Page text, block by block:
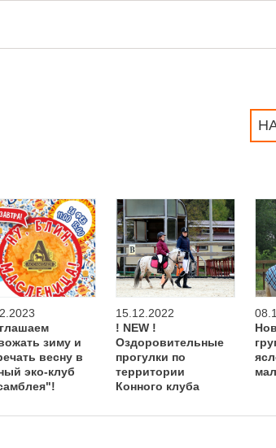
зиму и
весну в
эко-клуб
15.12.2022
! NEW !
Оздоровительные
прогулки по
территории
Конного клуба
лошади и пони